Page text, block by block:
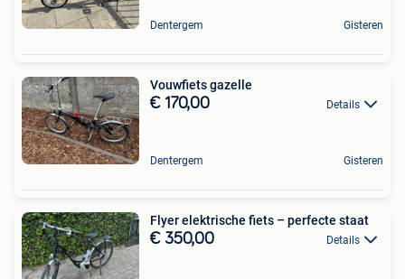
Dentergem Gisteren
Vouwfiets gazelle
€ 170,00 Details
Dentergem Gisteren
Flyer elektrische fiets – perfecte staat
€ 350,00 Details